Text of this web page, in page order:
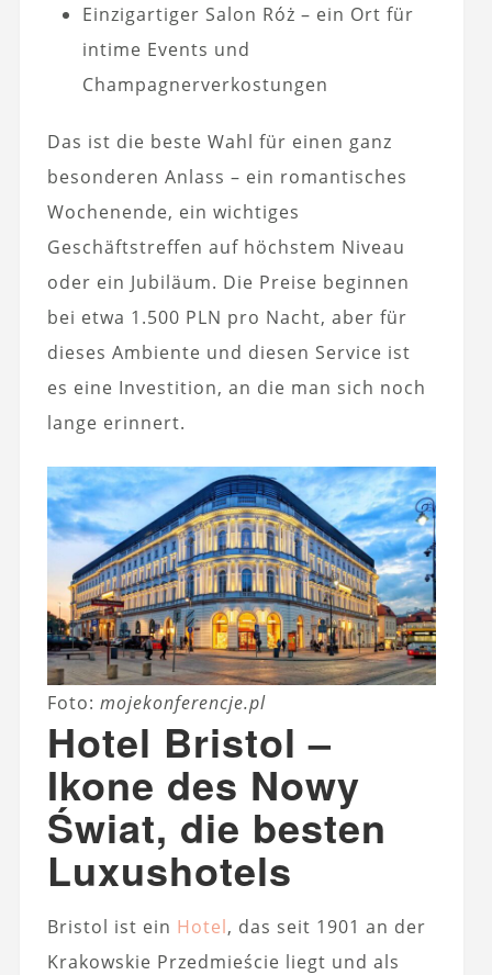
Einzigartiger Salon Róż – ein Ort für
intime Events und
Champagnerverkostungen
Das ist die beste Wahl für einen ganz
besonderen Anlass – ein romantisches
Wochenende, ein wichtiges
Geschäftstreffen auf höchstem Niveau
oder ein Jubiläum. Die Preise beginnen
bei etwa 1.500 PLN pro Nacht, aber für
dieses Ambiente und diesen Service ist
es eine Investition, an die man sich noch
lange erinnert.
Foto: mojekonferencje.pl
Hotel Bristol –
Ikone des Nowy
Świat, die besten
Luxushotels
Bristol ist ein Hotel, das seit 1901 an der
Krakowskie Przedmieście liegt und als